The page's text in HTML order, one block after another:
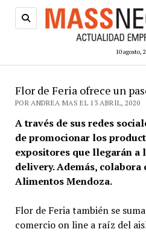
10 agosto,
Flor de Feria ofrece un
POR ANDREA MAS EL 13 ABRIL, 2020
A través de sus redes
de promocionar los
expositores que llegarán a
delivery. Además, colabora
Alimentos Mendoza.
Flor de Feria también se
comercio on line a raíz del